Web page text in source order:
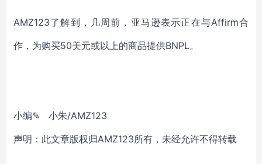
AMZ123了解到，几周前，亚马逊表示正在与Affirm合
作，为购买50美元或以上的商品提供BNPL。
小编✎ 小朱/AMZ123
声明：此文章版权归AMZ123所有，未经允许不得转载